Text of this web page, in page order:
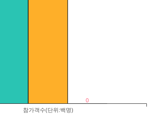
0
참가객수(단위:백명)